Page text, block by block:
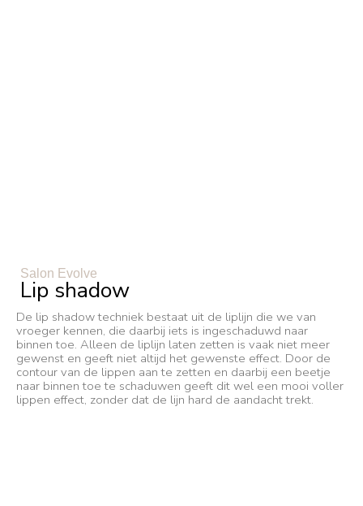
Salon Evolve
Lip shadow
De lip shadow techniek bestaat uit de liplijn die we van
vroeger kennen, die daarbij iets is ingeschaduwd naar
binnen toe. Alleen de liplijn laten zetten is vaak niet meer
gewenst en geeft niet altijd het gewenste effect. Door de
contour van de lippen aan te zetten en daarbij een beetje
naar binnen toe te schaduwen geeft dit wel een mooi voller
lippen effect, zonder dat de lijn hard de aandacht trekt.